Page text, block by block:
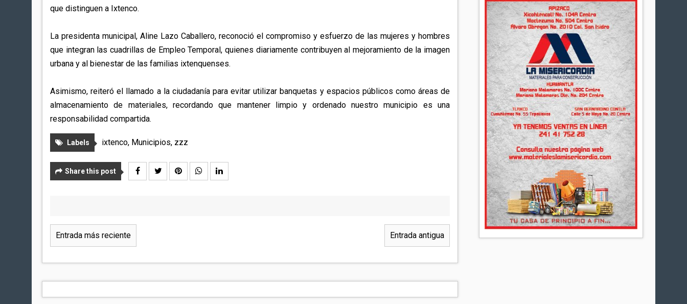
que distinguen a Ixtenco.
La presidenta municipal, Aline Lazo Caballero, reconoció el compromiso y esfuerzo de las mujeres y hombres
que integran las cuadrillas de Empleo Temporal, quienes diariamente contribuyen al mejoramiento de la imagen
urbana y al bienestar de las familias ixtenquenses.
Asimismo, reiteró el llamado a la ciudadanía para evitar utilizar banquetas y espacios públicos como áreas de
almacenamiento de materiales, recordando que mantener limpio y ordenado nuestro municipio es una
responsabilidad compartida.
Labels ixtenco, Municipios, zzz
Share this post
Entrada más reciente Entrada antigua